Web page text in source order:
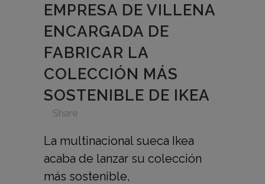
EMPRESA DE VILLENA
ENCARGADA DE
FABRICAR LA
COLECCIÓN MÁS
SOSTENIBLE DE IKEA
Share
La multinacional sueca Ikea
acaba de lanzar su colección
más sostenible,